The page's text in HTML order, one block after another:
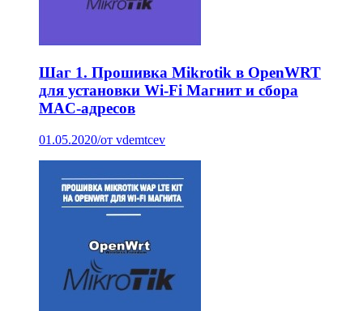
Шаг 1. Прошивка Mikrotik в OpenWRT
для установки Wi-Fi Магнит и сбора
MAC-адресов
01.05.2020/от vdemtcev